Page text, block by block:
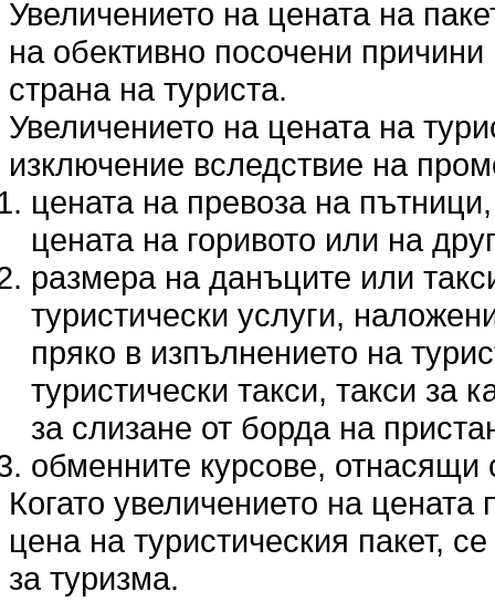
Увеличението на цената на
на обективно посочени
страна на туриста.
Увеличението на цената на
изключение вследствие на
цената на превоза на
цената на горивото или на
размера на данъците или
туристически услуги,
пряко в изпълнението на
туристически такси, такси за
за слизане от борда на
обменните курсове, отнасящи
Когато увеличението на
цена на туристическия пакет,
за туризма.